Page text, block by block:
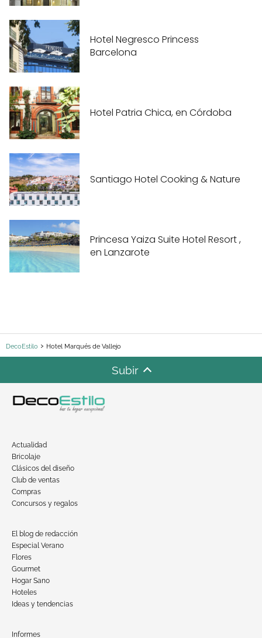
Hotel Negresco Princess
Barcelona
Hotel Patria Chica, en Córdoba
Santiago Hotel Cooking & Nature
Princesa Yaiza Suite Hotel Resort ,
en Lanzarote
DecoEstilo Hotel Marqués de Vallejo
Subir
Actualidad
Bricolaje
Clásicos del diseño
Club de ventas
Compras
Concursos y regalos
El blog de redacción
Especial Verano
Flores
Gourmet
Hogar Sano
Hoteles
Ideas y tendencias
Informes